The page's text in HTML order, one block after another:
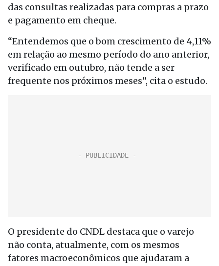
das consultas realizadas para compras a prazo
e pagamento em cheque.
“Entendemos que o bom crescimento de 4,11%
em relação ao mesmo período do ano anterior,
verificado em outubro, não tende a ser
frequente nos próximos meses”, cita o estudo.
O presidente do CNDL destaca que o varejo
não conta, atualmente, com os mesmos
fatores macroeconômicos que ajudaram a